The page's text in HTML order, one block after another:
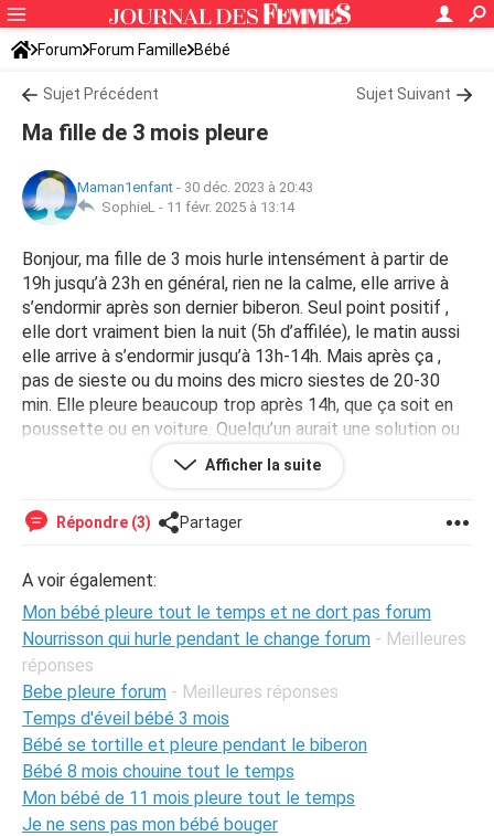
Forum Forum Famille Bébé
Sujet Précédent Sujet Suivant
Ma fille de 3 mois pleure
Maman1enfant - 30 déc. 2023 à 20:43
SophieL - 11 févr. 2025 à 13:14
Bonjour, ma fille de 3 mois hurle intensément à partir de
19h jusqu’à 23h en général, rien ne la calme, elle arrive à
s’endormir après son dernier biberon. Seul point positif ,
elle dort vraiment bien la nuit (5h d’affilée), le matin aussi
elle arrive à s’endormir jusqu’à 13h-14h. Mais après ça ,
pas de sieste ou du moins des micro siestes de 20-30
min. Elle pleure beaucoup trop après 14h, que ça soit en
poussette ou en voiture. Quelqu’un aurait une solution ou
des conseils? Merci d’avance
Afficher la suite
Répondre (3) Partager
A voir également:
Mon bébé pleure tout le temps et ne dort pas forum
Nourrisson qui hurle pendant le change forum - Meilleures
réponses
Bebe pleure forum - Meilleures réponses
Temps d'éveil bébé 3 mois
Bébé se tortille et pleure pendant le biberon
Bébé 8 mois chouine tout le temps
Mon bébé de 11 mois pleure tout le temps
Je ne sens pas mon bébé bouger